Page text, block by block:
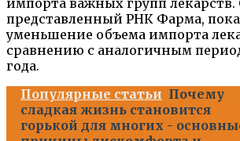
представленный РНК Фарма,
уменьшение объема импорта
сравнению с аналогичным
года.
Популярные статьи Почему
сладкая жизнь становится
горькой для многих -